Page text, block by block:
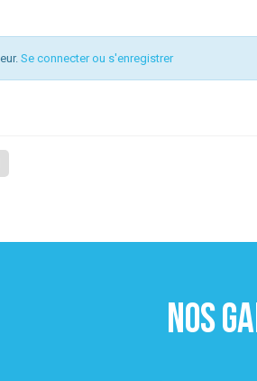
Se connecter ou s'enregistrer
NOS